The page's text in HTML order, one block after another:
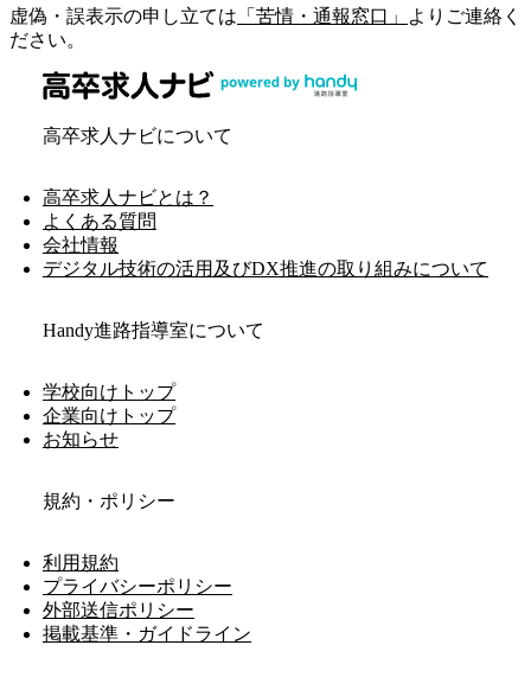
虚偽・誤表示の申し立ては 「苦情・通報窓口」
よりご連絡く
ださい。
高卒求人ナビについて
高卒求人ナビとは？
よくある質問
会社情報
デジタル技術の活用及びDX推進の取り組みについて
Handy進路指導室について
学校向けトップ
企業向けトップ
お知らせ
規約・ポリシー
利用規約
プライバシーポリシー
外部送信ポリシー
掲載基準・ガイドライン